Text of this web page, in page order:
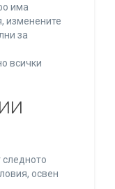
има
изменените
за
всички
освен